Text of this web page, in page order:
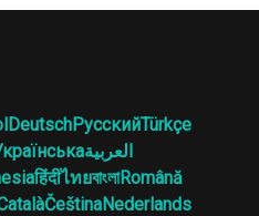
DeutschРусскийTürkçe
العربية
हिंदीไทยবাংলাRomână
ČeštinaNederlands